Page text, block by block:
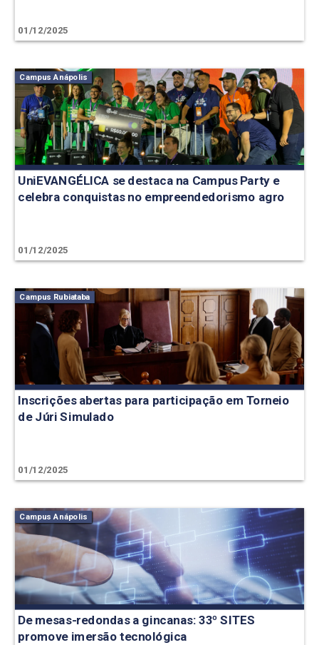
01/12/2025
Campus Anápolis
UniEVANGÉLICA se destaca na Campus Party e
celebra conquistas no empreendedorismo agro
01/12/2025
Campus Rubiataba
Inscrições abertas para participação em Torneio
de Júri Simulado
01/12/2025
Campus Anápolis
De mesas-redondas a gincanas: 33º SITES
promove imersão tecnológica